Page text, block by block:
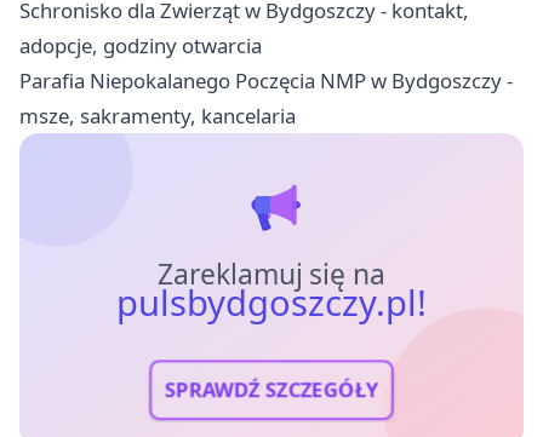
Schronisko dla Zwierząt w Bydgoszczy - kontakt,
adopcje, godziny otwarcia
Parafia Niepokalanego Poczęcia NMP w Bydgoszczy -
msze, sakramenty, kancelaria
Zareklamuj się na
pulsbydgoszczy.pl!
SPRAWDŹ SZCZEGÓŁY